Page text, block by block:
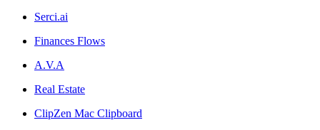
Serci.ai
Finances Flows
A.V.A
Real Estate
ClipZen Mac Clipboard